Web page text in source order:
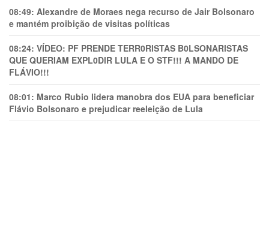
08:49: Alexandre de Moraes nega recurso de Jair Bolsonaro
e mantém proibição de visitas políticas
08:24: VÍDEO: PF PRENDE TERR0RlSTAS B0LSONARlSTAS
QUE QUERIAM EXPL0DlR LULA E O STF!!! A MANDO DE
FLÁVIO!!!
08:01: Marco Rubio lidera manobra dos EUA para beneficiar
Flávio Bolsonaro e prejudicar reeleição de Lula